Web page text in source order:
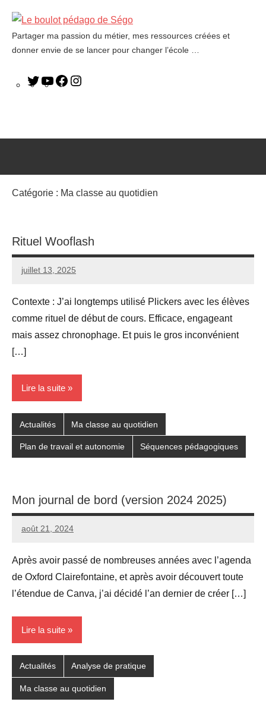
Le
boulot
Partager ma passion du métier, mes ressources créées et
donner envie de se lancer pour changer l’école …
Catégorie : Ma classe au quotidien
Rituel Wooflash
juillet 13, 2025
Seg0_La_Vraie
1
Contexte : J’ai longtemps utilisé Plickers avec les élèves
comme rituel de début de cours. Efficace, engageant
mais assez chronophage. Et puis le gros inconvénient
[…]
Lire la suite
Actualités Ma classe au quotidien
Plan de travail et autonomie Séquences pédagogiques
Mon journal de bord (version 2024 2025)
août 21, 2024
Seg0_La_Vraie
2
Après avoir passé de nombreuses années avec l’agenda
de Oxford Clairefontaine, et après avoir découvert toute
l’étendue de Canva, j’ai décidé l’an dernier de créer […]
Lire la suite
Actualités Analyse de pratique
Ma classe au quotidien